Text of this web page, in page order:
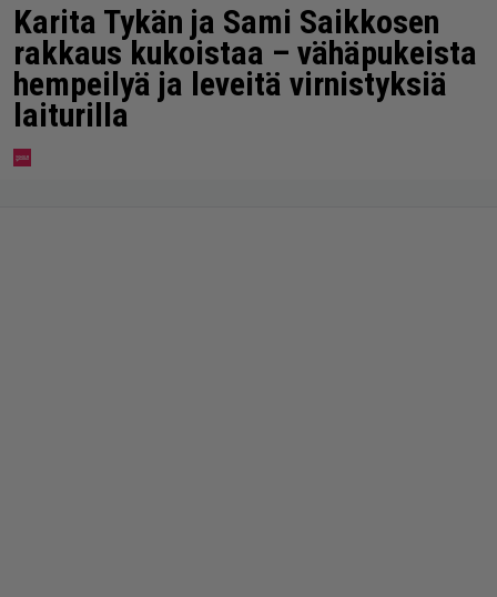
Karita Tykän ja Sami Saikkosen
rakkaus kukoistaa – vähäpukeista
hempeilyä ja leveitä virnistyksiä
laiturilla